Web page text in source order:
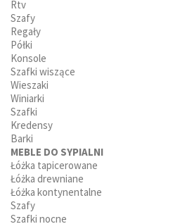
Rtv
Szafy
Regały
Półki
Konsole
Szafki wiszące
Wieszaki
Winiarki
Szafki
Kredensy
Barki
MEBLE DO SYPIALNI
Łóżka tapicerowane
Łóżka drewniane
Łóżka kontynentalne
Szafy
Szafki nocne